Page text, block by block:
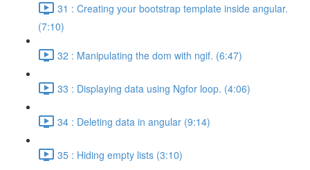
31 : Creating your bootstrap template inside angular.
(7:10)
32 : Manipulating the dom with ngif. (6:47)
33 : Displaying data using Ngfor loop. (4:06)
34 : Deleting data in angular (9:14)
35 : Hiding empty lists (3:10)